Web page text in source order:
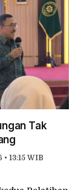
Tak
13:15 WIB